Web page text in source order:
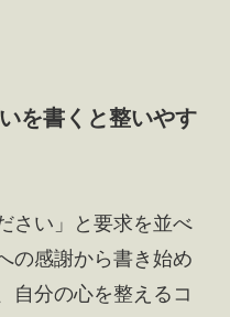
を書くと整いやす
さい」と要求を並べ
の感謝から書き始め
自分の心を整えるコ